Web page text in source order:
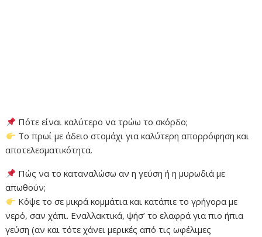
Πότε είναι καλύτερο να τρώω το σκόρδο;
Το πρωί με άδειο στομάχι για καλύτερη απορρόφηση και
αποτελεσματικότητα.
Πώς να το καταναλώσω αν η γεύση ή η μυρωδιά με
απωθούν;
Κόψε το σε μικρά κομμάτια και κατάπιε το γρήγορα με
νερό, σαν χάπι. Εναλλακτικά, ψήσ’ το ελαφρά για πιο ήπια
γεύση (αν και τότε χάνει μερικές από τις ωφέλιμες